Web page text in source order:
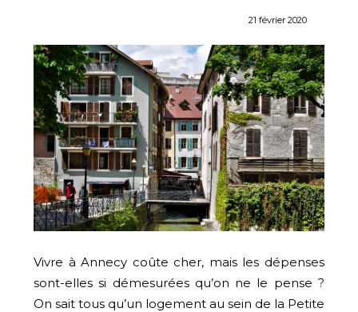
21 février 2020
Vivre à Annecy coûte cher, mais les dépenses
sont-elles si démesurées qu’on ne le pense ?
On sait tous qu’un logement au sein de la Petite